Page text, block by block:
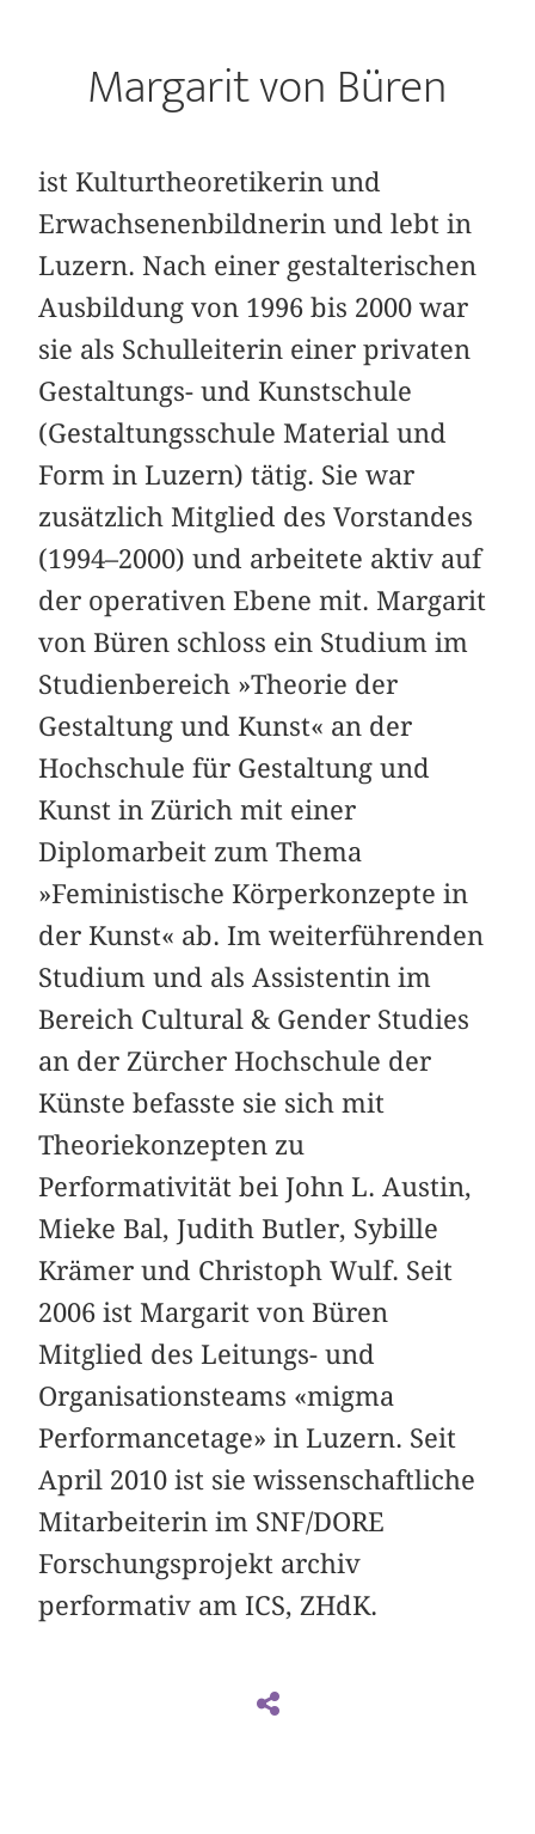
Margarit von Büren
ist Kulturtheoretikerin und
Erwachsenenbildnerin und lebt in
Luzern. Nach einer gestalterischen
Ausbildung von 1996 bis 2000 war
sie als Schulleiterin einer privaten
Gestaltungs- und Kunstschule
(Gestaltungsschule Material und
Form in Luzern) tätig. Sie war
zusätzlich Mitglied des Vorstandes
(1994–2000) und arbeitete aktiv auf
der operativen Ebene mit. Margarit
von Büren schloss ein Studium im
Studienbereich »Theorie der
Gestaltung und Kunst« an der
Hochschule für Gestaltung und
Kunst in Zürich mit einer
Diplomarbeit zum Thema
»Feministische Körperkonzepte in
der Kunst« ab. Im weiterführenden
Studium und als Assistentin im
Bereich Cultural & Gender Studies
an der Zürcher Hochschule der
Künste befasste sie sich mit
Theoriekonzepten zu
Performativität bei John L. Austin,
Mieke Bal, Judith Butler, Sybille
Krämer und Christoph Wulf. Seit
2006 ist Margarit von Büren
Mitglied des Leitungs- und
Organisationsteams «migma
Performancetage» in Luzern. Seit
April 2010 ist sie wissenschaftliche
Mitarbeiterin im SNF/DORE
Forschungsprojekt archiv
performativ am ICS, ZHdK.